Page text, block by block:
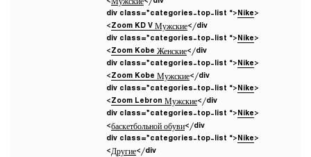
<div class=”categories-top-list “>
Nike
Zoom KD V Мужские</div>
<div class=”categories-top-list “>
Nike
Zoom Kobe Женские</div>
<div class=”categories-top-list “>
Nike
Zoom Kobe Мужские</div>
<div class=”categories-top-list “>
Nike
Zoom Lebron Мужские</div>
<div class=”categories-top-list “>
Nike
баскетбольной обуви</div>
<div class=”categories-top-list “>
Nike
Другие</div>